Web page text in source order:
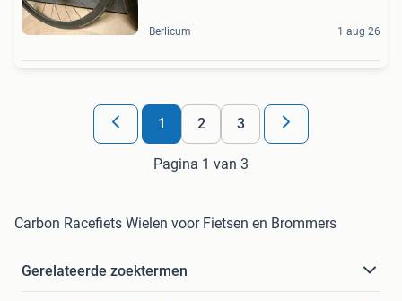
Berlicum 1 aug 26
1 2 3
Pagina 1 van 3
Carbon Racefiets Wielen voor Fietsen en Brommers
Gerelateerde zoektermen